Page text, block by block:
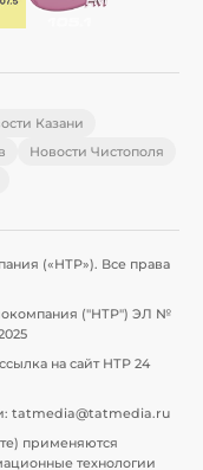
Казани
Новости Чистополя
(«НТР»). Все права
("НТР") ЭЛ №
на сайт НТР 24
tatmedia@tatmedia.ru
применяются
технологии